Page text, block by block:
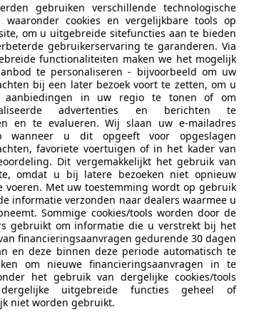
op Facebook, Instagram en LinkedIn en
op de hoogte van onze recentste en
is altijd up-to-date met de laatste
evenementen en acties:
Neem contact met ons op of
wij met u contact op kunnen nemen. Wij
motorfiets zodat u weet wat u koopt.
kunt u vinden op onze website
omtrent garantie en afleverbeurt en
Motoren
3D
Leende
je premie
Bereken
nu
Something went wrong
but something unexpected happened.
try again or refresh the page.
Try Again
gebruiken verschillende technologische
waaronder cookies en vergelijkbare tools op
om u uitgebreide sitefuncties aan te bieden
gebruikerservaring te garanderen. Via
functionaliteiten maken we het mogelijk
te personaliseren - bijvoorbeeld om uw
bij een later bezoek voort te zetten, om u
aanbiedingen in uw regio te tonen of om
advertenties en berichten te
en te evalueren. Wij slaan uw e-mailadres
wanneer u dit opgeeft voor opgeslagen
favoriete voertuigen of in het kader van
Dit vergemakkelijkt het gebruik van
omdat u bij latere bezoeken niet opnieuw
voeren. Met uw toestemming wordt op gebruik
informatie verzonden naar dealers waarmee u
Sommige cookies/tools worden door de
gebruikt om informatie die u verstrekt bij het
financieringsaanvragen gedurende 30 dagen
en deze binnen deze periode automatisch te
om nieuwe financieringsaanvragen in te
het gebruik van dergelijke cookies/tools
uitgebreide functies geheel of
niet worden gebruikt.